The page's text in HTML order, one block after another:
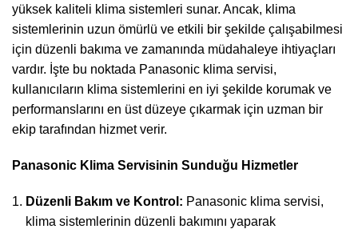
yüksek kaliteli klima sistemleri sunar. Ancak, klima
sistemlerinin uzun ömürlü ve etkili bir şekilde çalışabilmesi
için düzenli bakıma ve zamanında müdahaleye ihtiyaçları
vardır. İşte bu noktada Panasonic klima servisi,
kullanıcıların klima sistemlerini en iyi şekilde korumak ve
performanslarını en üst düzeye çıkarmak için uzman bir
ekip tarafından hizmet verir.
Panasonic Klima Servisinin Sunduğu Hizmetler
Düzenli Bakım ve Kontrol: Panasonic klima servisi,
klima sistemlerinin düzenli bakımını yaparak